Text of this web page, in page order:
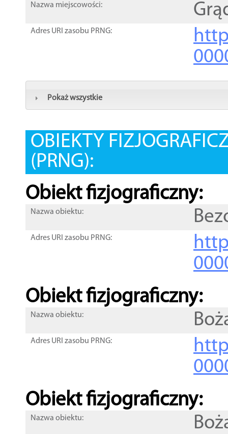
Nazwa miejscowości:
Adres URI zasobu PRNG:
Pokaż wszystkie
OBIEKTY
(PRNG):
Obiekt fizjograficzny:
Nazwa obiektu:
Adres URI zasobu PRNG:
Obiekt fizjograficzny:
Nazwa obiektu:
Adres URI zasobu PRNG:
Obiekt fizjograficzny:
Nazwa obiektu: